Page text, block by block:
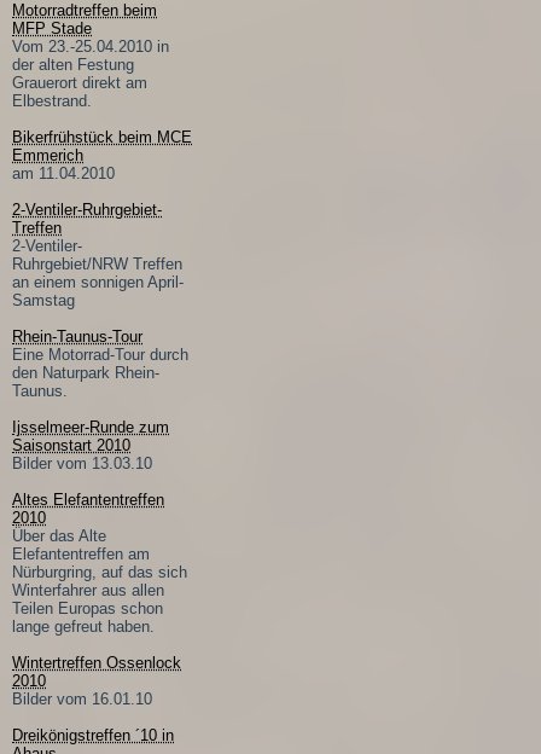
Motorradtreffen beim
MFP Stade
Vom 23.-25.04.2010 in
der alten Festung
Grauerort direkt am
Elbestrand.
Bikerfrühstück beim MCE
Emmerich
am 11.04.2010
2-Ventiler-Ruhrgebiet-
Treffen
2-Ventiler-
Ruhrgebiet/NRW Treffen
an einem sonnigen April-
Samstag
Rhein-Taunus-Tour
Eine Motorrad-Tour durch
den Naturpark Rhein-
Taunus.
Ijsselmeer-Runde zum
Saisonstart 2010
Bilder vom 13.03.10
Altes Elefantentreffen
2010
Über das Alte
Elefantentreffen am
Nürburgring, auf das sich
Winterfahrer aus allen
Teilen Europas schon
lange gefreut haben.
Wintertreffen Ossenlock
2010
Bilder vom 16.01.10
Dreikönigstreffen ´10 in